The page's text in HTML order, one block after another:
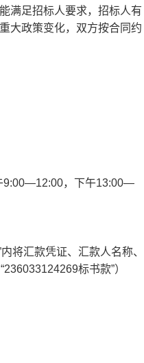
满足招标人要求，招标人有
大政策变化，双方按合同约
9:00—12:00，下午13:00—
将汇款凭证、汇款人名称、
标书款”）